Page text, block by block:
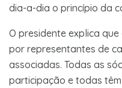
dia-a-dia o princípio da
O presidente explica
por representantes de
associadas. Todas as
participação e todas